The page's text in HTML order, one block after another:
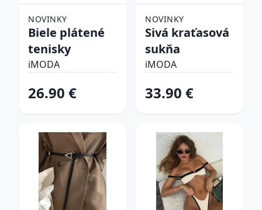
NOVINKY
Biele plátené
tenisky
iMODA
26.90 €
NOVINKY
Sivá kraťasová
sukňa
iMODA
33.90 €